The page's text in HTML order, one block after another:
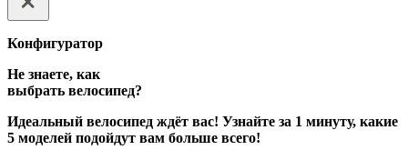
Конфигуратор
Не знаете, как
выбрать велосипед?
Идеальный велосипед ждёт вас! Узнайте за 1 минуту, какие
5 моделей подойдут вам больше всего!